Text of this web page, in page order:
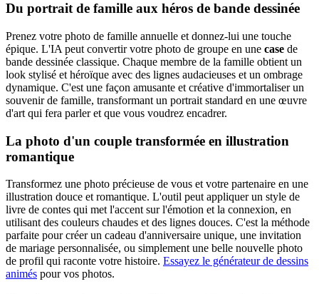
Du portrait de famille aux héros de bande dessinée
Prenez votre photo de famille annuelle et donnez-lui une touche
épique. L'IA peut convertir votre photo de groupe en une case de
bande dessinée classique. Chaque membre de la famille obtient un
look stylisé et héroïque avec des lignes audacieuses et un ombrage
dynamique. C'est une façon amusante et créative d'immortaliser un
souvenir de famille, transformant un portrait standard en une œuvre
d'art qui fera parler et que vous voudrez encadrer.
La photo d'un couple transformée en illustration
romantique
Transformez une photo précieuse de vous et votre partenaire en une
illustration douce et romantique. L'outil peut appliquer un style de
livre de contes qui met l'accent sur l'émotion et la connexion, en
utilisant des couleurs chaudes et des lignes douces. C'est la méthode
parfaite pour créer un cadeau d'anniversaire unique, une invitation
de mariage personnalisée, ou simplement une belle nouvelle photo
de profil qui raconte votre histoire. Essayez le générateur de dessins
animés pour vos photos.